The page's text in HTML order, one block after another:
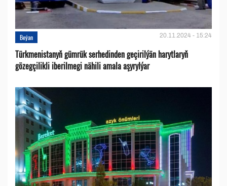
Beýan 20.11.2024 - 15:24
Türkmenistanyň gümrük serhedinden geçirilýän harytlaryň
gözegçilikli iberilmegi nähili amala aşyrylýar